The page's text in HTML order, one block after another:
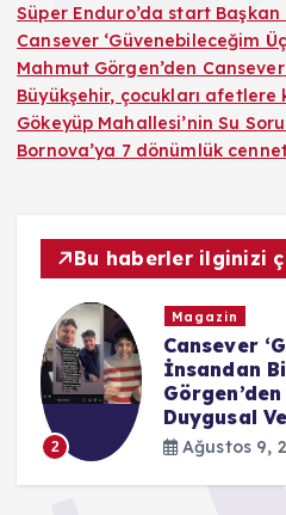
Süper Enduro’da start Başkan
Cansever ‘Güvenebileceğim
Mahmut Görgen’den
Büyükşehir, çocukları afetlere
Gökeyüp Mahallesi’nin Su
Bornova’ya 7 dönümlük
Bu haberler ilginizi
2
Magazin
Cansever
İnsandan
Duygusal
Ağustos 9,